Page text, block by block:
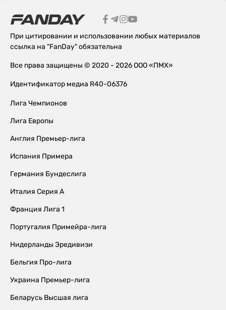
При цитировании и использовании любых материалов
ссылка на "FanDay" обязательна
Все права защищены © 2020 - 2026 ООО «ПМХ»
Идентификатор медиа R40-06376
Лига Чемпионов
Лига Европы
Англия Премьер-лига
Испания Примера
Германия Бундеслига
Италия Серия А
Франция Лига 1
Португалия Примейра-лига
Нидерланды Эредивизи
Бельгия Про-лига
Украина Премьер-лига
Беларусь Высшая лига